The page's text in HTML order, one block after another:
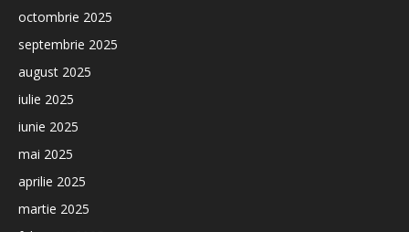
octombrie 2025
septembrie 2025
august 2025
iulie 2025
iunie 2025
mai 2025
aprilie 2025
martie 2025